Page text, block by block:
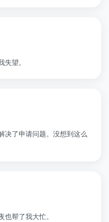
望。
决了申请问题。没想到这么
帮了我大忙。